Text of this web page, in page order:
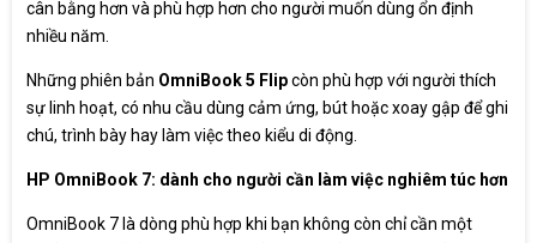
cân bằng hơn và phù hợp hơn cho người muốn dùng ổn định
nhiều năm.
Những phiên bản OmniBook 5 Flipcòn phù hợp với người thích
sự linh hoạt, có nhu cầu dùng cảm ứng, bút hoặc xoay gập để ghi
chú, trình bày hay làm việc theo kiểu di động.
HP OmniBook 7: dành cho người cần làm việc nghiêm túc hơn
OmniBook 7 là dòng phù hợp khi bạn không còn chỉ cần một